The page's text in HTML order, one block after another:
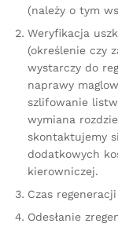
(należy o tym
Weryfikacja
(określenie czy
wystarczy do
naprawy
szlifowanie
wymiana
skontaktujemy
dodatkowych
kierowniczej.
Czas
Odesłanie